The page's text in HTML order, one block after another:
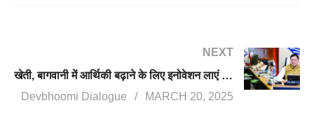
NEXT
खेती, बागवानी में आर्थिकी बढ़ाने के लिए इनोवेशन लाएं अधिकारी: मुख्यमंत्री धामी
Devbhoomi Dialogue
MARCH 20, 2025